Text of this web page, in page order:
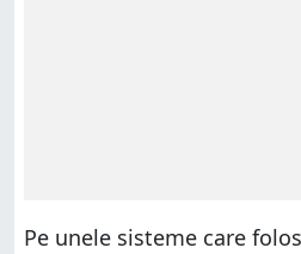
Pe unele sisteme care